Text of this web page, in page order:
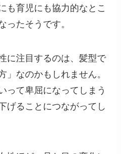
も育児にも協力的なとこ
ったそうです。
に注目するのは、髪型で
」なのかもしれません。
って卑屈になってしまう
げることにつながってし